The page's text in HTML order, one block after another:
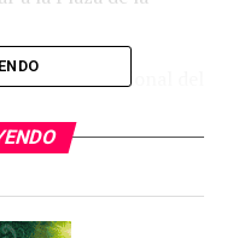
Internacional del
Zócalo capitalino para
el Paseo de la